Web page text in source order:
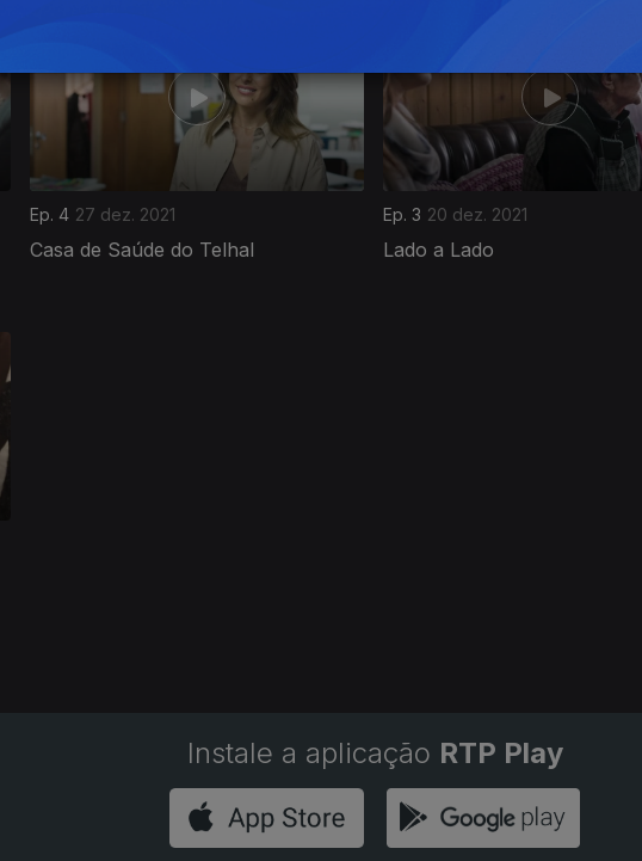
Ep. 4 27 dez. 2021
Casa de Saúde do Telhal
Ep. 3 20 dez. 2021
Lado a Lado
Instale a aplicação RTP Play